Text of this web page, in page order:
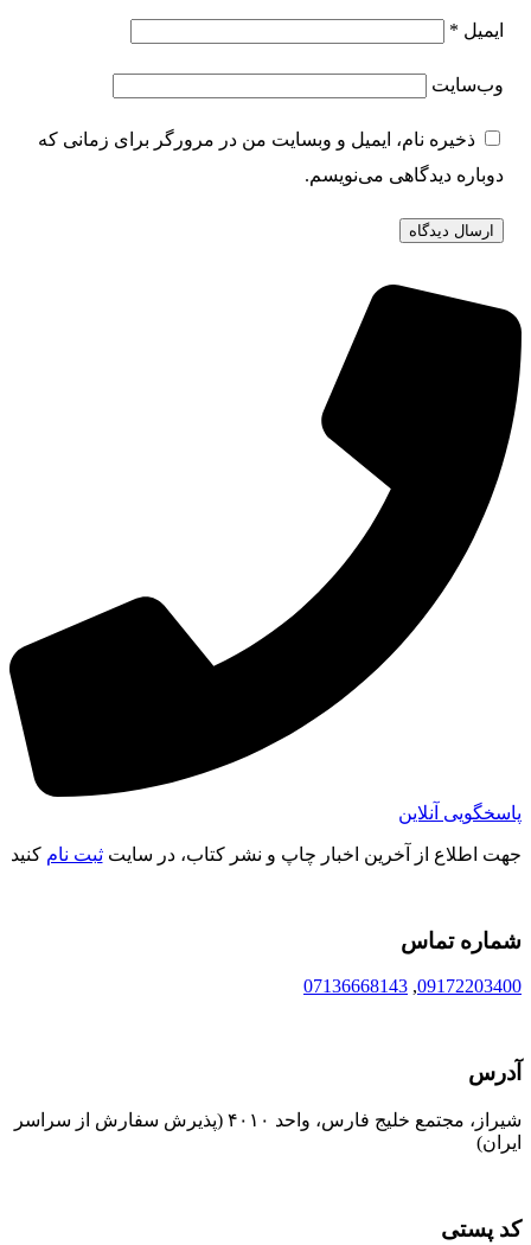
ایمیل *
وب‌سایت
ذخیره نام، ایمیل و وبسایت من در مرورگر برای زمانی که
دوباره دیدگاهی می‌نویسم.
پاسخگویی آنلاین
جهت اطلاع از آخرین اخبار چاپ و نشر کتاب، در سایتثبت نام کنید
شماره تماس
09172203400
,
07136668143
آدرس
شیراز، مجتمع خلیج فارس، واحد ۴۰۱۰ (پذیرش سفارش از سراسر
ایران)
کد پستی